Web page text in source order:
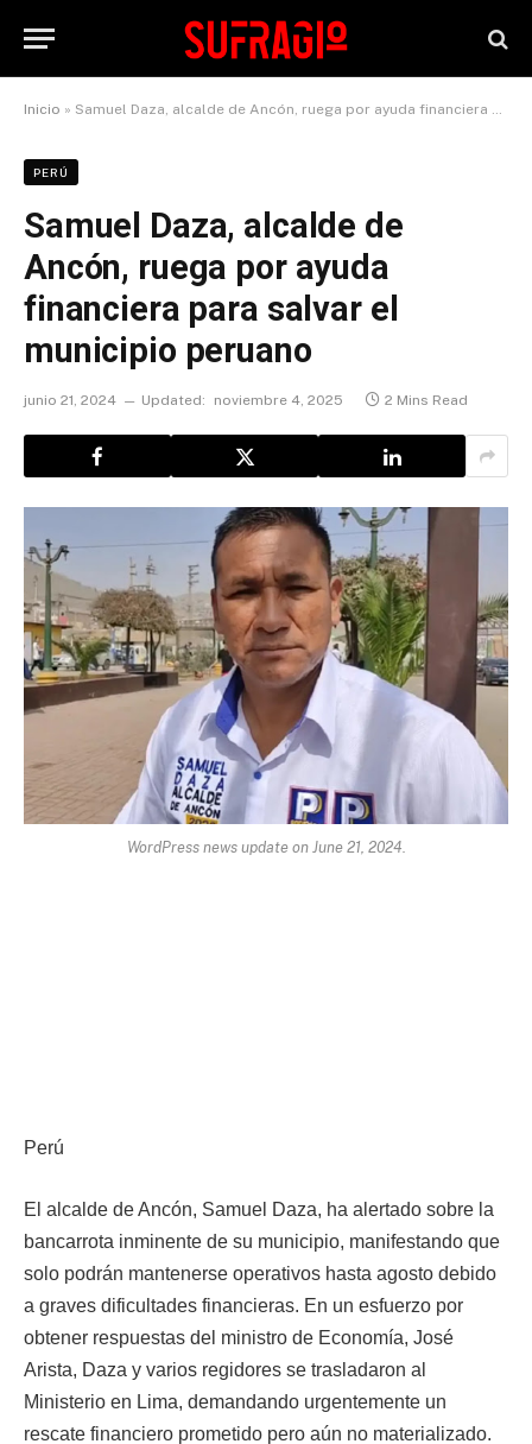
Inicio » Samuel Daza, alcalde de Ancón, ruega por ayuda financiera para salvar el municipio peruano
PERÚ
Samuel Daza, alcalde de
Ancón, ruega por ayuda
financiera para salvar el
municipio peruano
junio 21, 2024 Updated: noviembre 4, 2025 2 Mins Read
WordPress news update on June 21, 2024.
Perú
El alcalde de Ancón, Samuel Daza, ha alertado sobre la
bancarrota inminente de su municipio, manifestando que
solo podrán mantenerse operativos hasta agosto debido
a graves dificultades financieras. En un esfuerzo por
obtener respuestas del ministro de Economía, José
Arista, Daza y varios regidores se trasladaron al
Ministerio en Lima, demandando urgentemente un
rescate financiero prometido pero aún no materializado.